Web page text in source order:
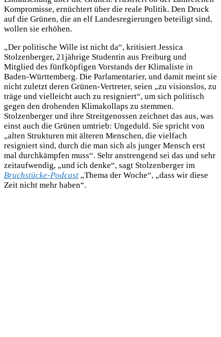
Kompromisse, ernüchtert über die reale Politik. Den Druck
auf die Grünen, die an elf Landesregierungen beteiligt sind,
wollen sie erhöhen.
„Der politische Wille ist nicht da“, kritisiert Jessica
Stolzenberger, 21jährige Studentin aus Freiburg und
Mitglied des fünfköpfigen Vorstands der Klimaliste in
Baden-Württemberg. Die Parlamentarier, und damit meint sie
nicht zuletzt deren Grünen-Vertreter, seien „zu visionslos, zu
träge und vielleicht auch zu resigniert“, um sich politisch
gegen den drohenden Klimakollaps zu stemmen.
Stolzenberger und ihre Streitgenossen zeichnet das aus, was
einst auch die Grünen umtrieb: Ungeduld. Sie spricht von
„alten Strukturen mit älteren Menschen, die vielfach
resigniert sind, durch die man sich als junger Mensch erst
mal durchkämpfen muss“. Sehr anstrengend sei das und sehr
zeitaufwendig, „und ich denke“, sagt Stolzenberger im
Bruchstücke-Podcast „Thema der Woche“, „dass wir diese
Zeit nicht mehr haben“.